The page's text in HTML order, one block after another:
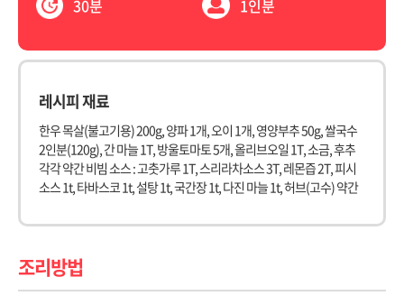
30분 1인분
레시피 재료
한우 목살(불고기용) 200g, 양파 1개, 오이 1개, 영양부추 50g, 쌀국수
2인분(120g), 간 마늘 1T, 방울토마토 5개, 올리브오일 1T, 소금, 후추
각각 약간 비빔 소스 : 고춧가루 1T, 스리라차소스 3T, 레몬즙 2T, 피시
소스 1t, 타바스코 1t, 설탕 1t, 국간장 1t, 다진 마늘 1t, 허브(고수) 약간
조리방법